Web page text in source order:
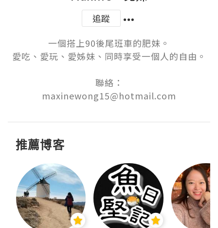
追蹤
一個搭上90後尾班車的肥妹。
愛吃、愛玩、愛姊妹、同時享受一個人的自由。
聯絡：
maxinewong15@hotmail.com
推薦博客